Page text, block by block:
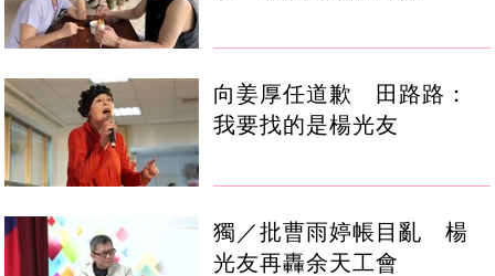
向姜厚任道歉 田路路：
我要找的是楊光友
獨／批曹雨婷帳目亂 楊
光友再轟余天工會